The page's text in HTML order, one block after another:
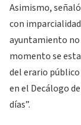
Asimismo,
con
ayuntamiento no
momento se
del erario
en el Decálogo
días”.